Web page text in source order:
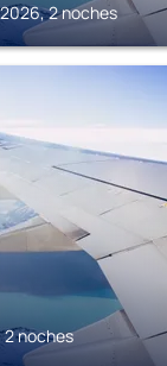
2 noches
noches